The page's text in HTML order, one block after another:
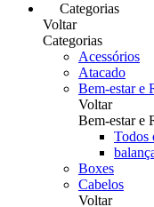
Categorias
Voltar
Categorias
Acessórios
Atacado
Bem-estar e
Voltar
Bem-estar e
Todos
Boxes
Cabelos
Voltar